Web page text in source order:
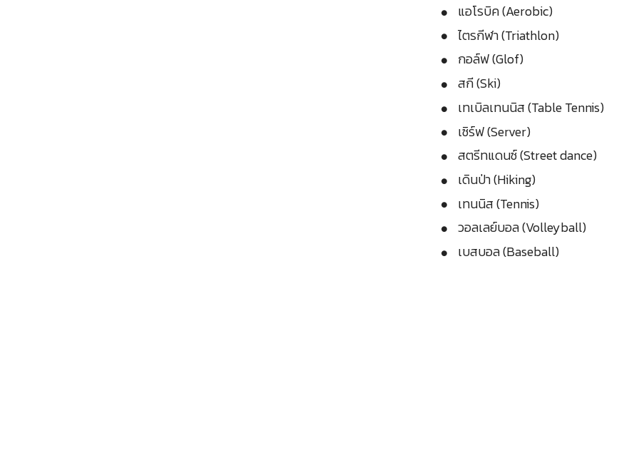
แอโรบิค (Aerobic)
ไตรกีฬา (Triathlon)
กอล์ฟ (Glof)
สกี (Ski)
เทเบิลเทนนิส (Table Tennis)
เซิร์ฟ (Server)
สตรีทแดนซ์ (Street dance)
เดินป่า (Hiking)
เทนนิส (Tennis)
วอลเลย์บอล (Volleyball)
เบสบอล (Baseball)